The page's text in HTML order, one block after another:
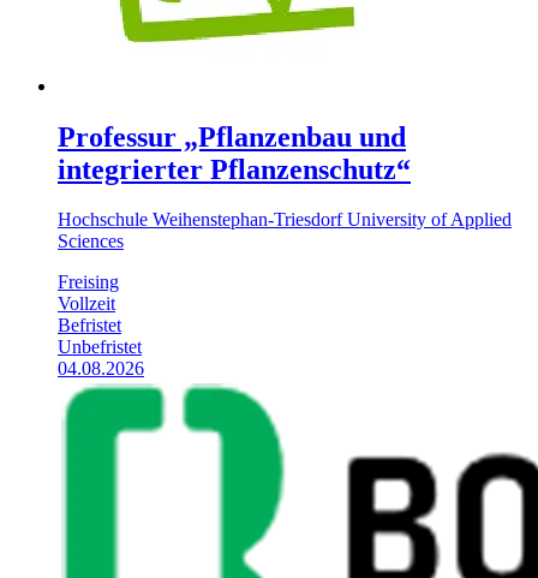
Professur „Pflanzenbau und
integrierter Pflanzenschutz“
Hochschule Weihenstephan-Triesdorf University of Applied
Sciences
Freising
Vollzeit
Befristet
Unbefristet
04.08.2026